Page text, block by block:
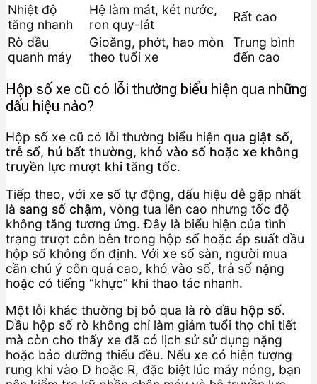
Nhiệt độ
tăng nhanh
Hệ làm mát, két nước,
ron quy-lát
Rất cao
Rò dầu
quanh máy
Gioăng, phớt, hao mòn
theo tuổi xe
Trung bình
đến cao
Hộp số xe cũ có lỗi thường biểu hiện qua những
dấu hiệu nào?
Hộp số xe cũ có lỗi thường biểu hiện qua giật số,
trễ số, hú bất thường, khó vào số hoặc xe không
truyền lực mượt khi tăng tốc.
Tiếp theo, với xe số tự động, dấu hiệu dễ gặp nhất
là sang số chậm, vòng tua lên cao nhưng tốc độ
không tăng tương ứng. Đây là biểu hiện của tình
trạng trượt côn bên trong hộp số hoặc áp suất dầu
hộp số không ổn định. Với xe số sàn, người mua
cần chú ý côn quá cao, khó vào số, trả số nặng
hoặc có tiếng “khực” khi thao tác nhanh.
Một lỗi khác thường bị bỏ qua là rò dầu hộp số.
Dầu hộp số rò không chỉ làm giảm tuổi thọ chi tiết
mà còn cho thấy xe đã có lịch sử sử dụng nặng
hoặc bảo dưỡng thiếu đều. Nếu xe có hiện tượng
rung khi vào D hoặc R, đặc biệt lúc máy nóng, bạn